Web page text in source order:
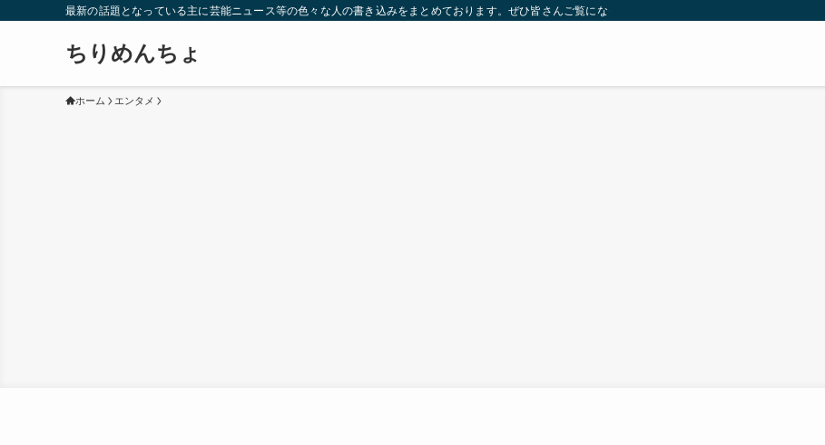
最新の話題となっている主に芸能ニュース等の色々な人の書き込みをまとめております。ぜひ皆さんご覧になっていってください。
ちりめんちょ
ホーム エンタメ